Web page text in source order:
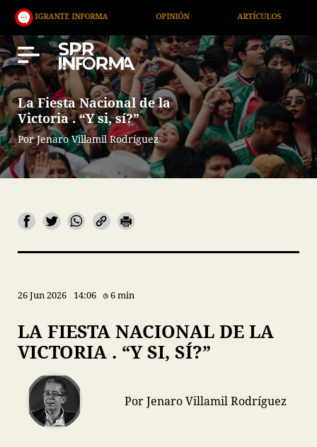
INFORMA OPINIÓN ARTÍCULOS ARTE /
La Fiesta Nacional de la
Victoria . “Y si, sí?”
Por Jenaro Villamil Rodríguez
26 Jun 2026 14:06 6 min
LA FIESTA NACIONAL DE LA
VICTORIA . “Y SI, SÍ?”
Por Jenaro Villamil Rodríguez